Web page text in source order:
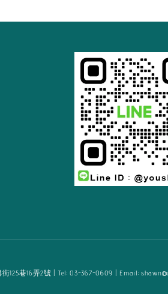
巷16弄2號 | Tel: 03-367-0609 | Email: